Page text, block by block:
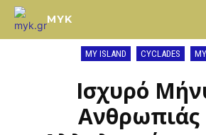
MYK
MY ISLAND CYCLADES
Ισχυρό
Ανθρωπιάς